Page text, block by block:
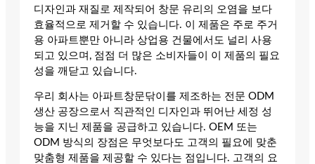
디자인과 재질로 제작되어 창문 유리의 오염을 보다
효율적으로 제거할 수 있습니다. 이 제품은 주로 주거
용 아파트뿐만 아니라 상업용 건물에서도 널리 사용
되고 있으며, 점점 더 많은 소비자들이 이 제품의 필요
성을 깨닫고 있습니다.
우리 회사는 아파트창문닦이를 제조하는 전문 ODM
생산 공장으로서 직관적인 디자인과 뛰어난 세정 성
능을 지닌 제품을 공급하고 있습니다. OEM 또는
ODM 방식의 장점은 무엇보다도 고객의 필요에 맞춘
맞춤형 제품을 제공할 수 있다는 점입니다. 고객의 요